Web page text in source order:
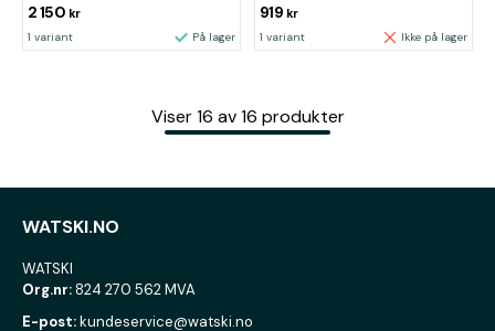
2 150 kr
1 variant På lager
919 kr
1 variant Ikke på lager
Viser 16 av 16 produkter
WATSKI.NO
WATSKI
Org.nr:824 270 562 MVA
E-post:kundeservice@watski.no